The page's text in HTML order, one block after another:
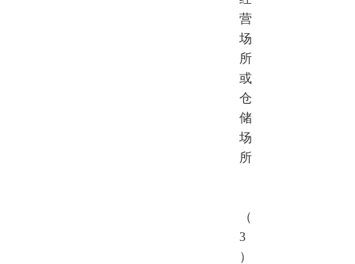
营
场
所
或
仓
储
场
所
（
3
）